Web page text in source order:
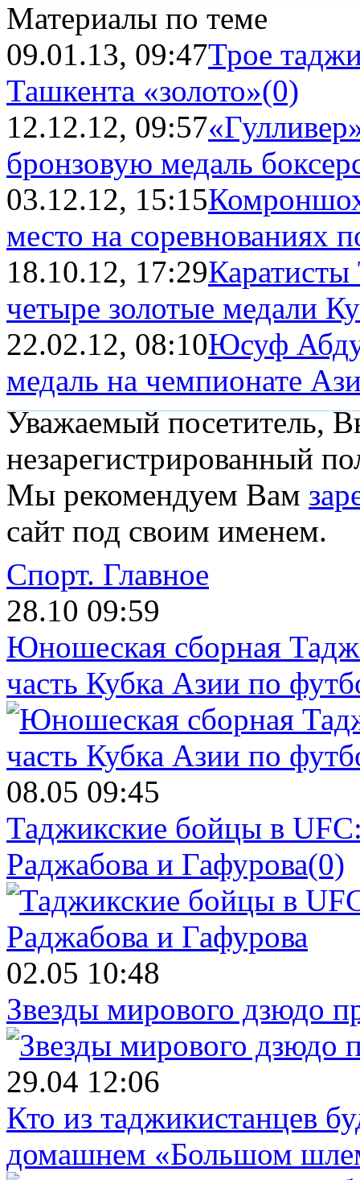
Материалы по теме
09.01.13, 09:47Трое
Ташкента «золото»(0)
12.12.12, 09:57
бронзовую медаль
03.12.12, 15:15
место на соревнованиях
18.10.12, 17:29Каратисты
четыре золотые медали
22.02.12, 08:10Юсуф
медаль на чемпионате
Уважаемый посетитель,
незарегистрированный
Мы рекомендуем Вам
сайт под своим именем.
Спорт. Главное
28.10 09:59
Юношеская сборная
часть Кубка Азии по
08.05 09:45
Таджикские бойцы в
Раджабова и Гафурова(0)
02.05 10:48
Звезды мирового дзюдо
29.04 12:06
Кто из таджикистанцев
домашнем «Большом